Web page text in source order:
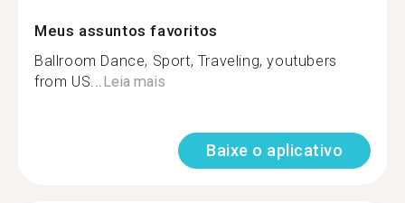
Meus assuntos favoritos
Ballroom Dance, Sport, Traveling, youtubers
from US...Leia mais
Baixe o aplicativo